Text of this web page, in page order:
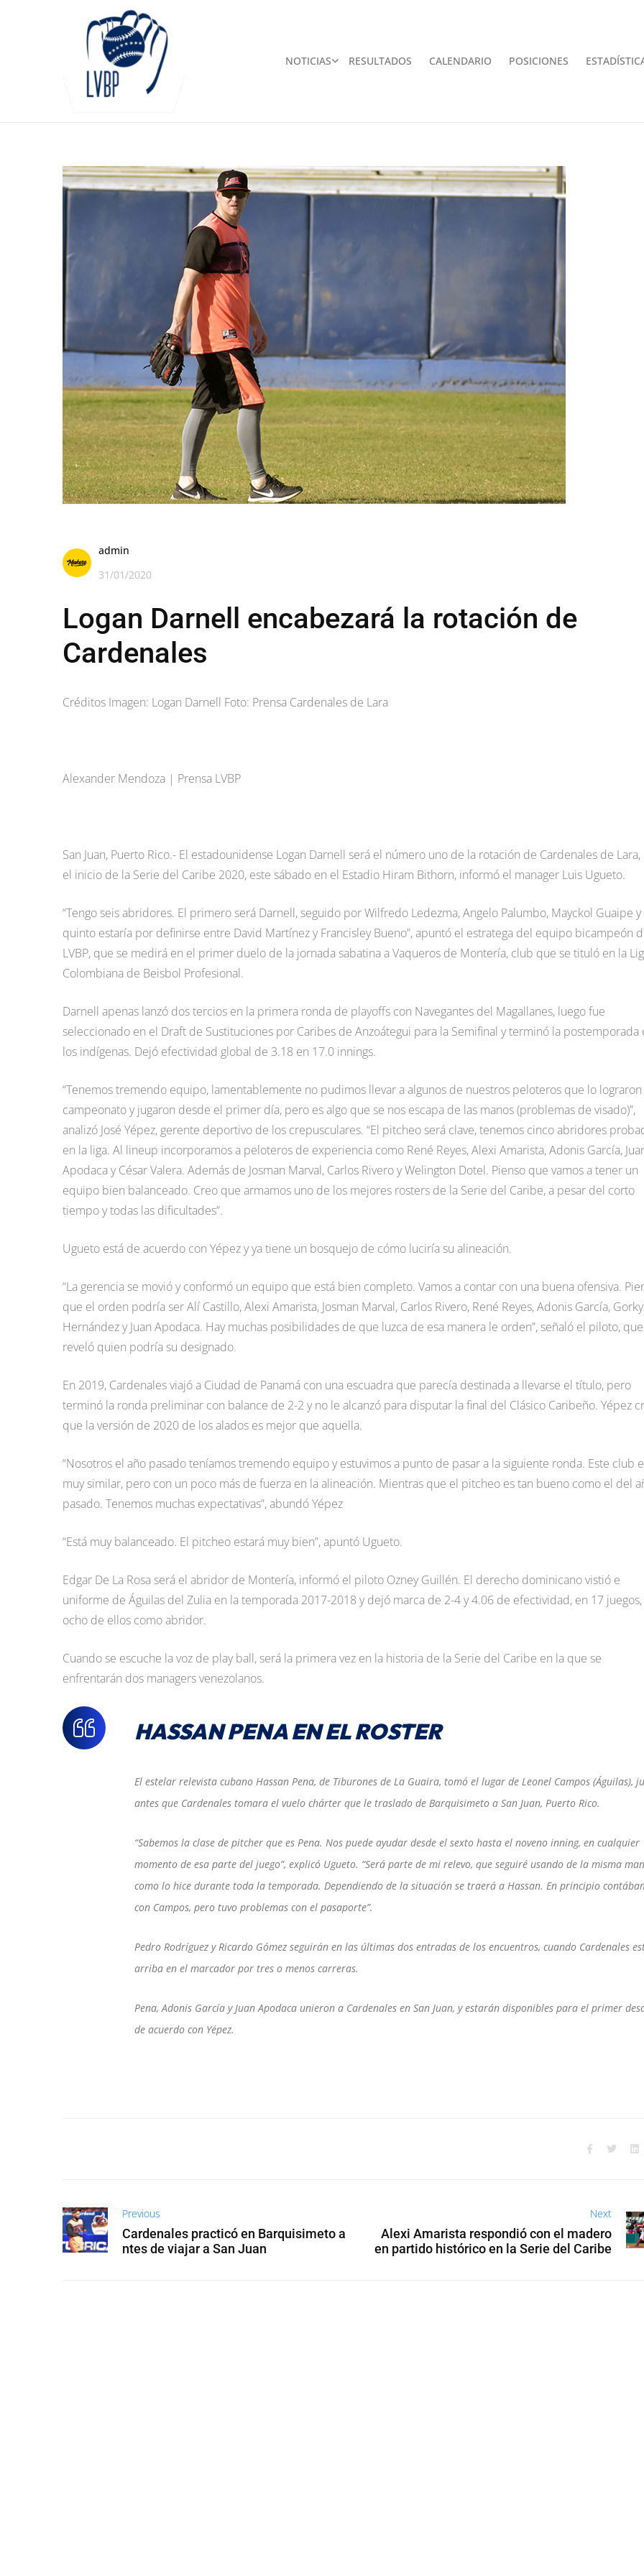
NOTICIAS RESULTADOS CALENDARIO POSICIONES
admin
31/01/2020
Logan Darnell encabezará la rotación de
Cardenales
Créditos Imagen: Logan Darnell Foto: Prensa Cardenales de Lara
Alexander Mendoza | Prensa LVBP
San Juan, Puerto Rico.- El estadounidense Logan Darnell será el número uno de la rotación de Cardenales de Lara,
el inicio de la Serie del Caribe 2020, este sábado en el Estadio Hiram Bithorn, informó el manager Luis Ugueto.
“Tengo seis abridores. El primero será Darnell, seguido por Wilfredo Ledezma, Angelo Palumbo, Mayckol Guaipe y
quinto estaría por definirse entre David Martínez y Francisley Bueno”, apuntó el estratega del equipo bicampeón
LVBP, que se medirá en el primer duelo de la jornada sabatina a Vaqueros de Montería, club que se tituló en la
Colombiana de Beisbol Profesional.
Darnell apenas lanzó dos tercios en la primera ronda de playoffs con Navegantes del Magallanes, luego fue
seleccionado en el Draft de Sustituciones por Caribes de Anzoátegui para la Semifinal y terminó la postemporada
los indígenas. Dejó efectividad global de 3.18 en 17.0 innings.
“Tenemos tremendo equipo, lamentablemente no pudimos llevar a algunos de nuestros peloteros que lo lograron
campeonato y jugaron desde el primer día, pero es algo que se nos escapa de las manos (problemas de visado)”,
analizó José Yépez, gerente deportivo de los crepusculares. “El pitcheo será clave, tenemos cinco abridores
en la liga. Al lineup incorporamos a peloteros de experiencia como René Reyes, Alexi Amarista, Adonis García,
Apodaca y César Valera. Además de Josman Marval, Carlos Rivero y Welington Dotel. Pienso que vamos a tener un
equipo bien balanceado. Creo que armamos uno de los mejores rosters de la Serie del Caribe, a pesar del corto
tiempo y todas las dificultades”.
Ugueto está de acuerdo con Yépez y ya tiene un bosquejo de cómo luciría su alineación.
“La gerencia se movió y conformó un equipo que está bien completo. Vamos a contar con una buena ofensiva.
que el orden podría ser Alí Castillo, Alexi Amarista, Josman Marval, Carlos Rivero, René Reyes, Adonis García,
Hernández y Juan Apodaca. Hay muchas posibilidades de que luzca de esa manera le orden”, señaló el piloto,
reveló quien podría su designado.
En 2019, Cardenales viajó a Ciudad de Panamá con una escuadra que parecía destinada a llevarse el título, pero
terminó la ronda preliminar con balance de 2-2 y no le alcanzó para disputar la final del Clásico Caribeño. Yépez
que la versión de 2020 de los alados es mejor que aquella.
“Nosotros el año pasado teníamos tremendo equipo y estuvimos a punto de pasar a la siguiente ronda. Este club
muy similar, pero con un poco más de fuerza en la alineación. Mientras que el pitcheo es tan bueno como el del
pasado. Tenemos muchas expectativas”, abundó Yépez
“Está muy balanceado. El pitcheo estará muy bien”, apuntó Ugueto.
Edgar De La Rosa será el abridor de Montería, informó el piloto Ozney Guillén. El derecho dominicano vistió e
uniforme de Águilas del Zulia en la temporada 2017-2018 y dejó marca de 2-4 y 4.06 de efectividad, en 17 juegos,
ocho de ellos como abridor.
Cuando se escuche la voz de play ball, será la primera vez en la historia de la Serie del Caribe en la que se
enfrentarán dos managers venezolanos.
HASSAN PENA EN EL ROSTER
El estelar relevista cubano Hassan Pena, de Tiburones de La Guaira, tomó el lugar de Leonel Campos (Águilas),
antes que Cardenales tomara el vuelo chárter que le traslado de Barquisimeto a San Juan, Puerto Rico.
“Sabemos la clase de pitcher que es Pena. Nos puede ayudar desde el sexto hasta el noveno inning, en cualquier
momento de esa parte del juego”, explicó Ugueto. “Será parte de mi relevo, que seguiré usando de la misma
como lo hice durante toda la temporada. Dependiendo de la situación se traerá a Hassan. En principio
con Campos, pero tuvo problemas con el pasaporte”.
Pedro Rodríguez y Ricardo Gómez seguirán en las últimas dos entradas de los encuentros, cuando Cardenales
arriba en el marcador por tres o menos carreras.
Pena, Adonis García y Juan Apodaca unieron a Cardenales en San Juan, y estarán disponibles para el primer
de acuerdo con Yépez.
Previous
Cardenales practicó en Barquisimeto a
ntes de viajar a San Juan
Next
Alexi Amarista respondió con el madero
en partido histórico en la Serie del Caribe